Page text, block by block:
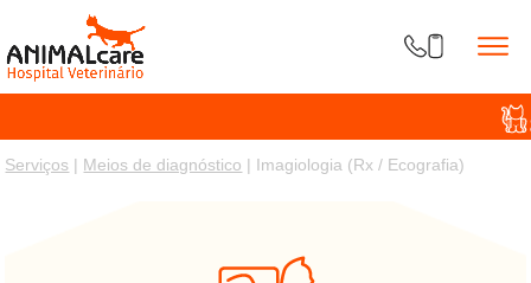
Serviços | Meios de diagnóstico | Imagiologia (Rx / Ecografia)